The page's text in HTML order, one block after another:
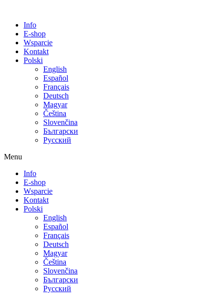
Info
E-shop
Wsparcie
Kontakt
Polski
English
Español
Français
Deutsch
Magyar
Čeština
Slovenčina
Български
Русский
Menu
Info
E-shop
Wsparcie
Kontakt
Polski
English
Español
Français
Deutsch
Magyar
Čeština
Slovenčina
Български
Русский